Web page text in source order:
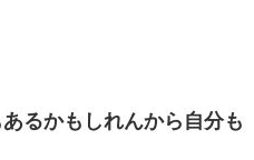
るかもしれんから自分も